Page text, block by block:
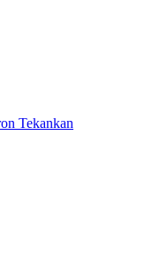
Tekankan